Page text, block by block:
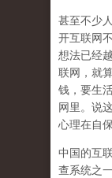
甚至不少
开互联网
想法已经
联网，就
钱，要生
网里。说
心理在自
中国的互
查系统之